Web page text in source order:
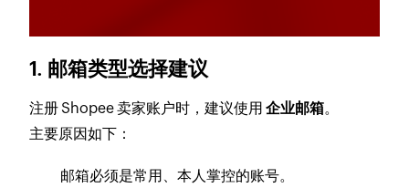
1. 邮箱类型选择建议
注册 Shopee 卖家账户时，建议使用企业邮箱。
主要原因如下：
邮箱必须是常用、本人掌控的账号。